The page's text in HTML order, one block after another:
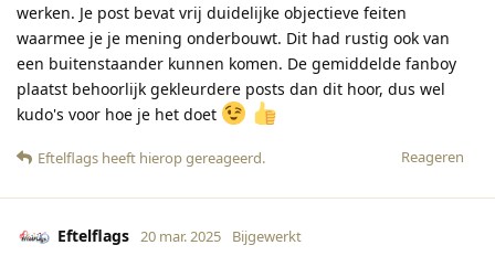
werken. Je post bevat vrij duidelijke objectieve feiten
waarmee je je mening onderbouwt. Dit had rustig ook van
een buitenstaander kunnen komen. De gemiddelde fanboy
plaatst behoorlijk gekleurdere posts dan dit hoor, dus wel
kudo's voor hoe je het doet
Reageren
Eftelflags heeft hierop gereageerd.
Eftelflags 20 mar. 2025 Bijgewerkt